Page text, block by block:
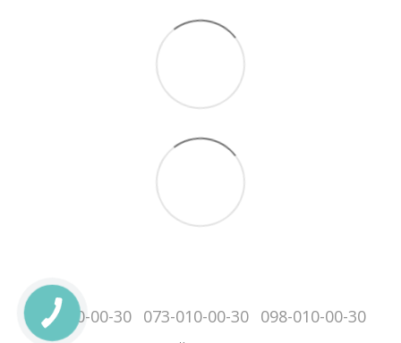
095-010-00-30 073-010-00-30 098-010-00-30